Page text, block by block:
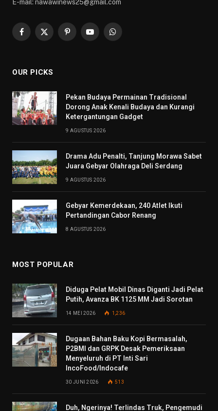
E-mail: nawawinews25@gmail.com
Facebook
X
PinterestYouTubeWhatsApp
OUR PICKS
Pekan Budaya Permainan Tradisional
Dorong Anak Kenali Budaya dan Kurangi
Ketergantungan Gadget
9 AGUSTUS 2026
Drama Adu Penalti, Tanjung Morawa Sabet
Juara Gebyar Olahraga Deli Serdang
9 AGUSTUS 2026
Gebyar Kemerdekaan, 240 Atlet Ikuti
Pertandingan Cabor Renang
8 AGUSTUS 2026
MOST POPULAR
Diduga Pelat Mobil Dinas Diganti Jadi Pelat
Putih, Avanza BK 1125 MM Jadi Sorotan
14 MEI 2026 1,236
Dugaan Bahan Baku Kopi Bermasalah,
P2BMI dan GRPK Desak Pemeriksaan
Menyeluruh di PT Inti Sari
IncoFood/Indocafe
30 JUNI 2026 513
Duh, Ngerinya! Terlindas Truk, Pengemudi